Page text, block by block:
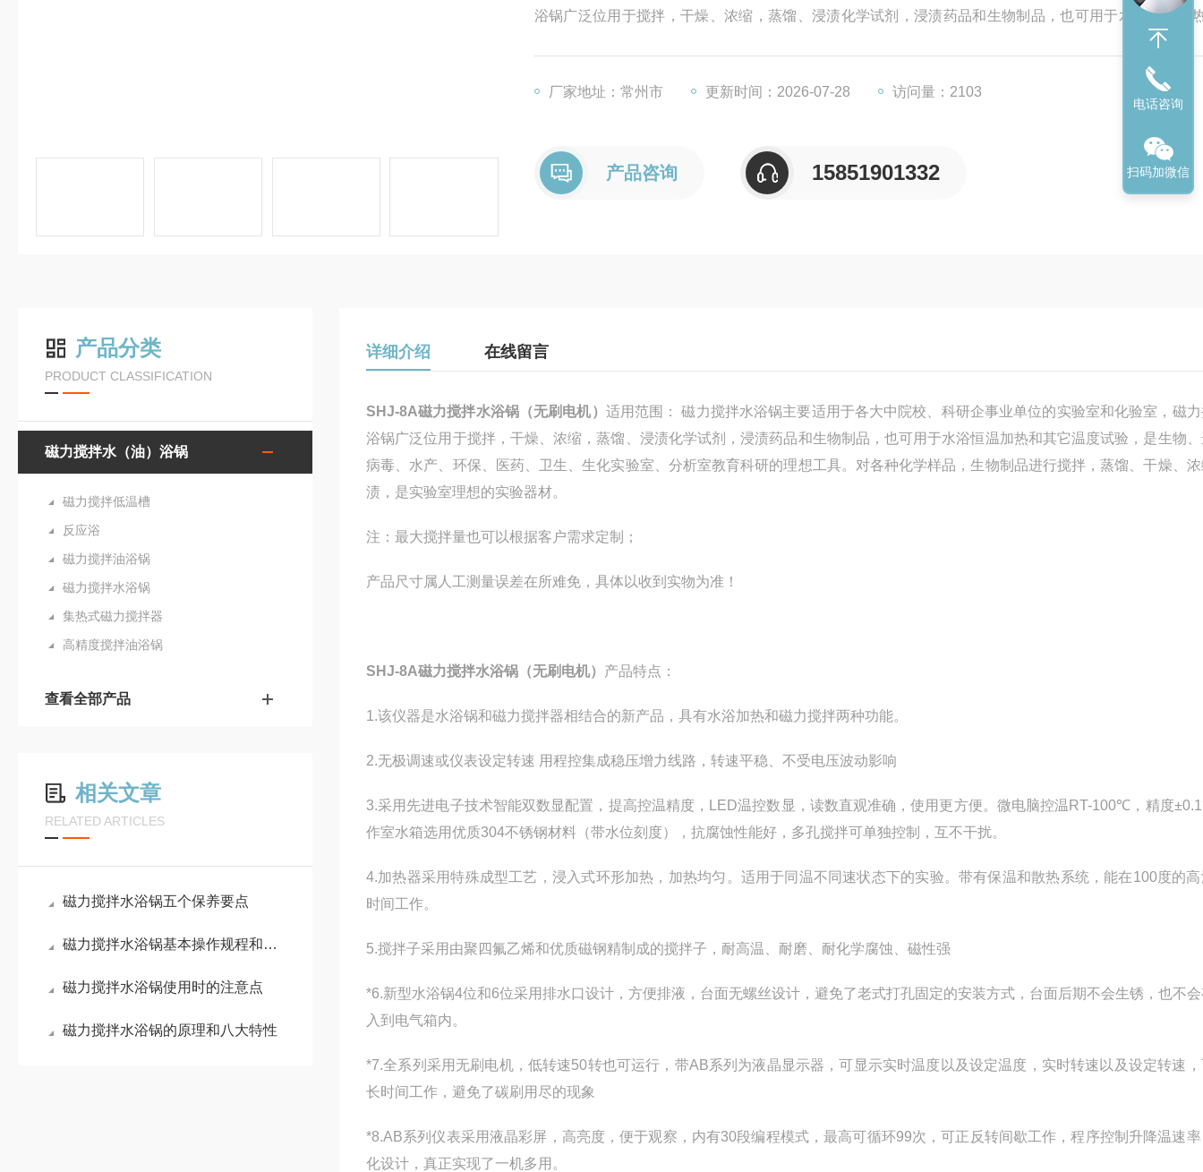
浴锅广泛位用于搅拌，干燥、浓缩，蒸馏、浸渍化学试剂，浸渍药品和生物制品，也可用于水浴恒温加
它温度试验，是生物、遗传、病毒、水产、环保、医药、卫生、生化实验室、分析室教育科研的理想工
厂家地址：常州市
更新时间：2026-07-28 访问量：2103
产品咨询 15851901332
产品分类
PRODUCT CLASSIFICATION
磁力搅拌水（油）浴锅
磁力搅拌低温槽
反应浴
磁力搅拌油浴锅
磁力搅拌水浴锅
集热式磁力搅拌器
高精度搅拌油浴锅
查看全部产品
相关文章
RELATED ARTICLES
磁力搅拌水浴锅五个保养要点
磁力搅拌水浴锅基本操作规程和保养方法
磁力搅拌水浴锅使用时的注意点
磁力搅拌水浴锅的原理和八大特性
详细介绍 在线留言
SHJ-8A磁力搅拌水浴锅（无刷电机） 适用范围： 磁力搅拌水浴锅主要适用于各大中院校、科研企事业单位的实验室和化验室，磁
浴锅广泛位用于搅拌，干燥、浓缩，蒸馏、浸渍化学试剂，浸渍药品和生物制品，也可用于水浴恒温加热和其它温度试验，是生物
病毒、水产、环保、医药、卫生、生化实验室、分析室教育科研的理想工具。对各种化学样品，生物制品进行搅拌，蒸馏、干燥、
渍，是实验室理想的实验器材。
注：最大搅拌量也可以根据客户需求定制；
产品尺寸属人工测量误差在所难免，具体以收到实物为准！
SHJ-8A磁力搅拌水浴锅（无刷电机） 产品特点：
1.该仪器是水浴锅和磁力搅拌器相结合的新产品，具有水浴加热和磁力搅拌两种功能。
2.无极调速或仪表设定转速 用程控集成稳压增力线路，转速平稳、不受电压波动影响
3.采用先进电子技术智能双数显配置，提高控温精度，LED温控数显，读数直观准确，使用更方便。微电脑控温RT-100℃，精度
作室水箱选用优质304不锈钢材料（带水位刻度），抗腐蚀性能好，多孔搅拌可单独控制，互不干扰。
4.加热器采用特殊成型工艺，浸入式环形加热，加热均匀。适用于同温不同速状态下的实验。带有保温和散热系统，能在100度的
时间工作。
5.搅拌子采用由聚四氟乙烯和优质磁钢精制成的搅拌子，耐高温、耐磨、耐化学腐蚀、磁性强
*6.新型水浴锅4位和6位采用排水口设计，方便排液，台面无螺丝设计，避免了老式打孔固定的安装方式，台面后期不会生锈，也不
入到电气箱内。
*7.全系列采用无刷电机， 低转速50转也可运行， 带AB系列为液晶显示器，可显示实时温度以及设定温度，实时转速以及设定转速
长时间工作，避免了碳刷用尽的现象
*8.AB系列仪表采用液晶彩屏，高亮度，便于观察，内有30段编程模式，最高可循环99次，可正反转间歇工作，程序控制升降温速
化设计，真正实现了一机多用。
电话咨询
扫码加微信